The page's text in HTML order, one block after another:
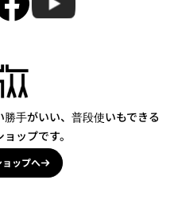
手がいい、普段使いもできる
ップです。
ップへ